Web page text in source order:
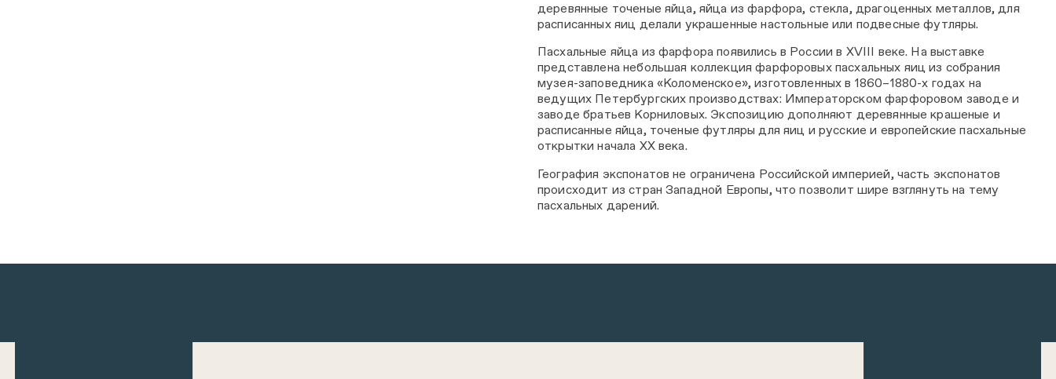
деревянные точеные яйца, яйца из фарфора, стекла, драгоценных металлов, для
расписанных яиц делали украшенные настольные или подвесные футляры.
Пасхальные яйца из фарфора появились в России в XVIII веке. На выставке
представлена небольшая коллекция фарфоровых пасхальных яиц из собрания
музея-заповедника «Коломенское», изготовленных в 1860–1880-х годах на
ведущих Петербургских производствах: Императорском фарфоровом заводе и
заводе братьев Корниловых. Экспозицию дополняют деревянные крашеные и
расписанные яйца, точеные футляры для яиц и русские и европейские пасхальные
открытки начала XX века.
География экспонатов не ограничена Российской империей, часть экспонатов
происходит из стран Западной Европы, что позволит шире взглянуть на тему
пасхальных дарений.